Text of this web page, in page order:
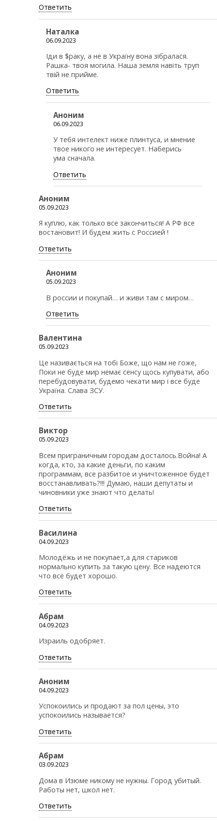
Ответить
Наталка
06.09.2023
Іди в $раку, а не в Україну вона зібралася.
Рашка- твоя могила. Наша земля навіть труп
твій не прийме.
Ответить
Аноним
06.09.2023
У тебя интелект ниже плинтуса, и мнение
твое никого не интересует. Наберись
ума сначала.
Ответить
Аноним
05.09.2023
Я куплю, как только все закончиться! А РФ все
востановит! И будем жить с Россией !
Ответить
Аноним
05.09.2023
В россии и покупай… и живи там с миром…
Ответить
Валентина
05.09.2023
Це називається на тобі Боже, що нам не гоже,
Поки не буде мир немає сенсу щось купувати, або
перебудовувати, будемо чекати мир і все буде
Україна. Слава ЗСУ.
Ответить
Виктор
05.09.2023
Всем приграничным городам досталось.Война! А
когда, кто, за какие деньги, по каким
программам, все разбитое и уничтоженное будет
восстанавливать?!!! Думаю, наши депутаты и
чиновники уже знают что делать!
Ответить
Василина
04.09.2023
Молодёжь и не покупает,а для стариков
нормально купить за такую цену. Все надеются
что всё будет хорошо.
Ответить
Абрам
04.09.2023
Израиль одобряет.
Ответить
Аноним
04.09.2023
Успокоились и продают за пол цены, это
успокоились называется?
Ответить
Абрам
03.09.2023
Дома в Изюме никому не нужны. Город убитый.
Работы нет, школ нет.
Ответить